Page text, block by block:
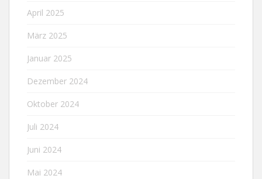
April 2025
März 2025
Januar 2025
Dezember 2024
Oktober 2024
Juli 2024
Juni 2024
Mai 2024